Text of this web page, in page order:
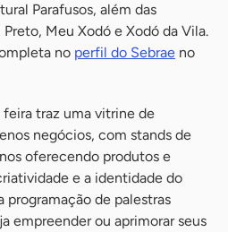
Parafusos, além das
Meu Xodó e Xodó da Vila.
no perfil do Sebrae no
traz uma vitrine de
negócios, com stands de
oferecendo produtos e
e a identidade do
programação de palestras
empreender ou aprimorar seus